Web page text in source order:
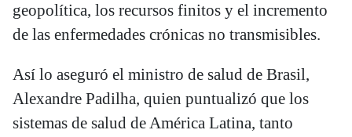
geopolítica, los recursos finitos y el incremento
de las enfermedades crónicas no transmisibles.
Así lo aseguró el ministro de salud de Brasil,
Alexandre Padilha, quien puntualizó que los
sistemas de salud de América Latina, tanto